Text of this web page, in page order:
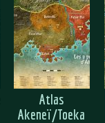
Atlas
Akeneï/Toeka